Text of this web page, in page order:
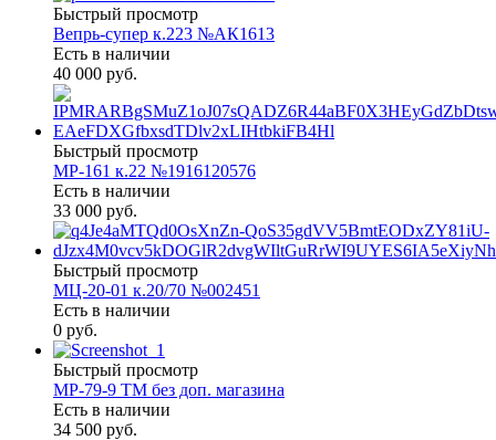
Быстрый просмотр
Вепрь-супер к.223 №АК1613
Есть в наличии
40 000 руб.
Быстрый просмотр
МР-161 к.22 №1916120576
Есть в наличии
33 000 руб.
Быстрый просмотр
МЦ-20-01 к.20/70 №002451
Есть в наличии
0 руб.
Быстрый просмотр
МР-79-9 ТМ без доп. магазина
Есть в наличии
34 500 руб.